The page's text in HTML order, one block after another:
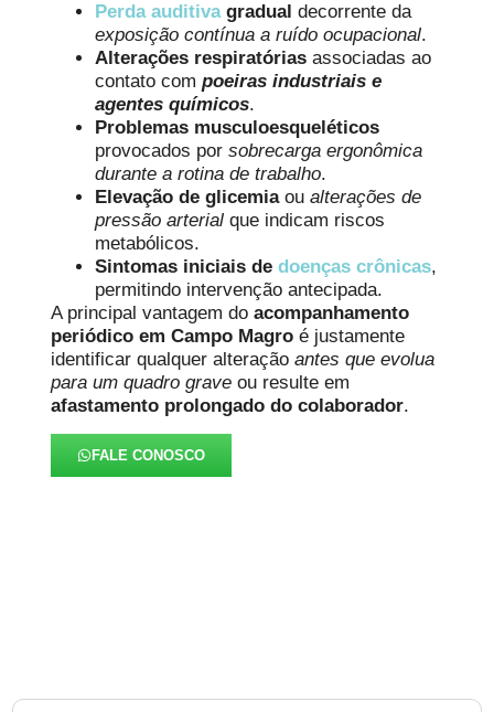
Perda auditivagradual decorrente da
exposição contínua a ruído ocupacional.
Alterações respiratórias associadas ao
contato compoeiras industriais e
agentes químicos.
Problemas musculoesqueléticos
provocados porsobrecarga ergonômica
durante a rotina de trabalho.
Elevação de glicemiaoualterações de
pressão arterial que indicam riscos
metabólicos.
Sintomas iniciais dedoenças crônicas,
permitindo intervenção antecipada.
A principal vantagem doacompanhamento
periódico em Campo Magro é justamente
identificar qualquer alteraçãoantes que evolua
para um quadro grave ou resulte em
afastamento prolongado do colaborador.
FALE CONOSCO